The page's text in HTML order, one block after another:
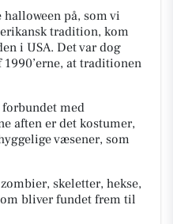
på, som vi
tradition, kom
i USA. Det var dog
at traditionen
med
aften er det kostumer,
væsener, som
skeletter, hekse,
bliver fundet frem til